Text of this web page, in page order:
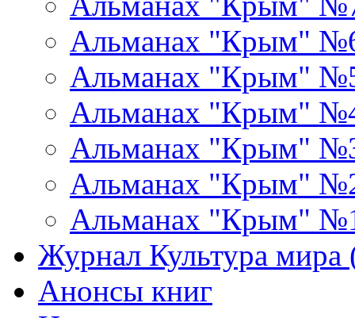
Альманах "Крым"
Альманах "Крым"
Альманах "Крым"
Альманах "Крым"
Альманах "Крым"
Альманах "Крым"
Журнал Культура
Анонсы книг